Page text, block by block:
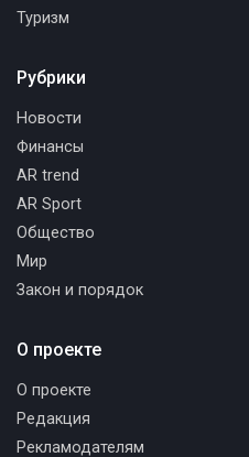
Туризм
Рубрики
Новости
Финансы
AR trend
AR Sport
Общество
Мир
Закон и порядок
О проекте
О проекте
Редакция
Рекламодателям